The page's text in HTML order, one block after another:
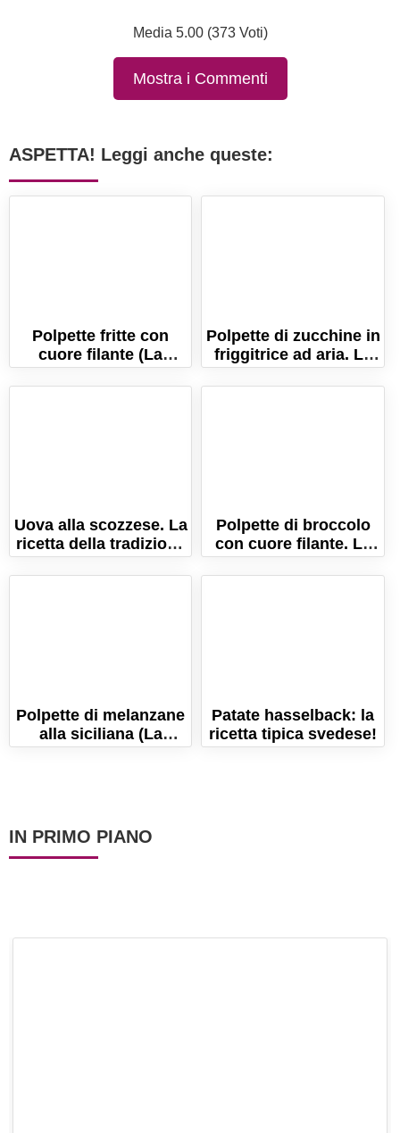
Media 5.00 (373 Voti)
Mostra i Commenti
ASPETTA! Leggi anche queste:
Polpette fritte con
cuore filante (La
ricetta napoletana di
Carnevale!)
Polpette di zucchine in
friggitrice ad aria. La
ricetta leggera e
sfiziosa!
Uova alla scozzese. La
ricetta della tradizione
britannica
Polpette di broccolo
con cuore filante. La
ricetta sfiziosa per
tutti!
Polpette di melanzane
alla siciliana (La
ricetta per farle fritte o
Patate hasselback: la
ricetta tipica svedese!
IN PRIMO PIANO